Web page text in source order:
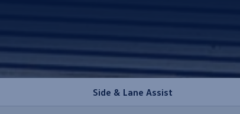
Side & Lane Assist